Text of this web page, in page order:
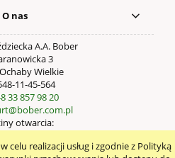
celu realizacji usług i zgodnie z Polityką
O nas
A.A. Bober
3
Wielkie
11-45-564
33 857 98 20
otwarcia: